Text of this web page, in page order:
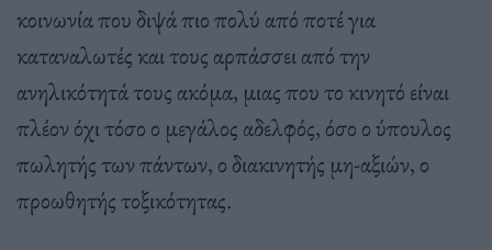
κοινωνία που διψά πιο πολύ από ποτέ για
καταναλωτές και τους αρπάσσει από την
ανηλικότητά τους ακόμα, μιας που το κινητό είναι
πλέον όχι τόσο ο μεγάλος αδελφός, όσο ο ύπουλος
πωλητής των πάντων, ο διακινητής μη-αξιών, ο
προωθητής τοξικότητας.